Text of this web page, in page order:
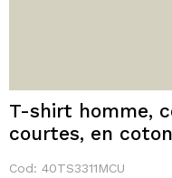
T-shirt homme,
courtes, en
Cod: 40TS3311MCU